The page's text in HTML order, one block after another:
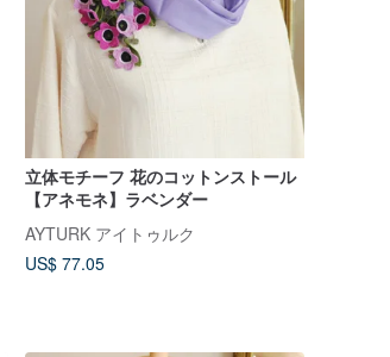
立体モチーフ 花のコットンストール
【アネモネ】ラベンダー
AYTURK アイトゥルク
US$ 77.05